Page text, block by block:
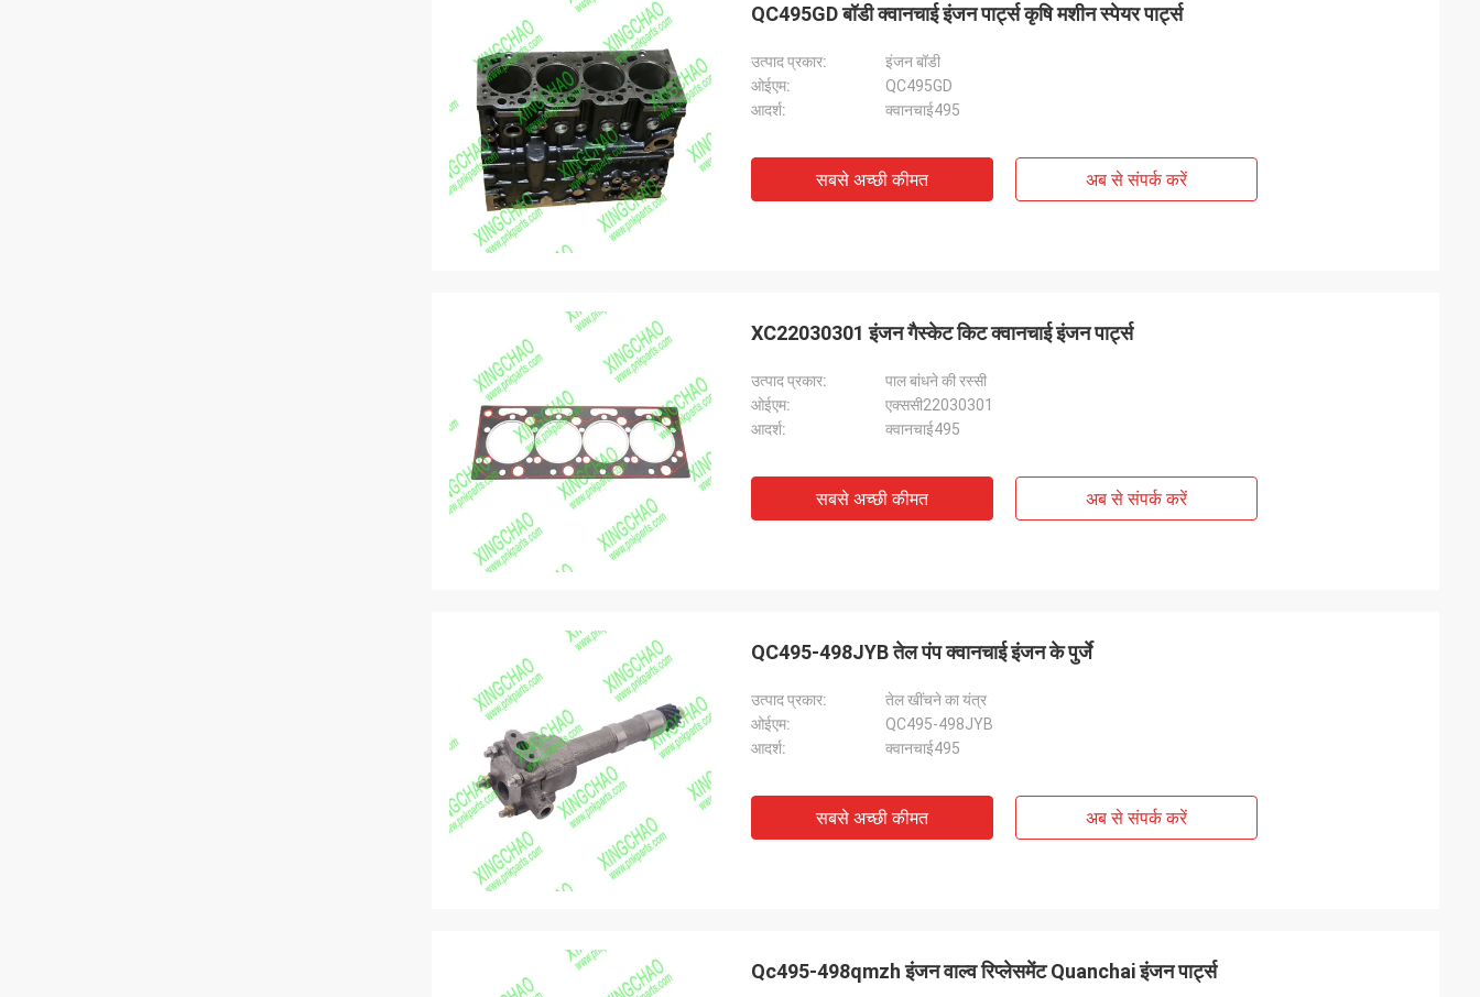
QC495GD बॉडी क्वानचाई इंजन पार्ट्स कृषि मशीन स्पेयर पार्ट्स
उत्पाद प्रकार:
इंजन बॉडी
ओईएम:
QC495GD
आदर्श:
क्वानचाई495
सबसे अच्छी कीमत अब से संपर्क करें
XC22030301 इंजन गैस्केट किट क्वानचाई इंजन पार्ट्स
उत्पाद प्रकार:
पाल बांधने की रस्सी
ओईएम:
एक्ससी22030301
आदर्श:
क्वानचाई495
सबसे अच्छी कीमत अब से संपर्क करें
QC495-498JYB तेल पंप क्वानचाई इंजन के पुर्जे
उत्पाद प्रकार:
तेल खींचने का यंत्र
ओईएम:
QC495-498JYB
आदर्श:
क्वानचाई495
सबसे अच्छी कीमत अब से संपर्क करें
Qc495-498qmzh इंजन वाल्व रिप्लेसमेंट Quanchai इंजन पार्ट्स